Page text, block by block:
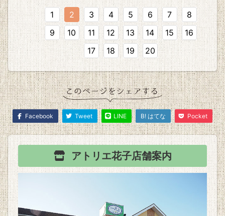
1 2 3 4 5 6 7
8
9
10 11 12 13 14 15
16
17
18 19 20
Facebook Tweet LINE B! はてな Pocket
アトリエ花子店舗案内